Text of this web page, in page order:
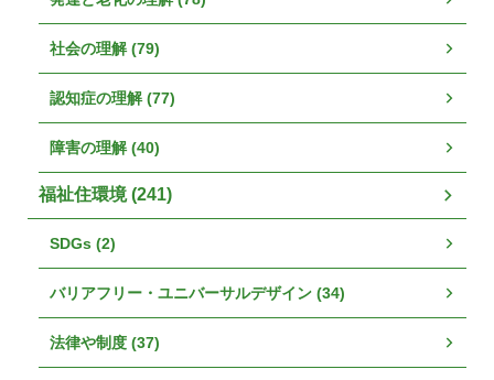
社会の理解 (79)
認知症の理解 (77)
障害の理解 (40)
福祉住環境 (241)
SDGs (2)
バリアフリー・ユニバーサルデザイン (34)
法律や制度 (37)